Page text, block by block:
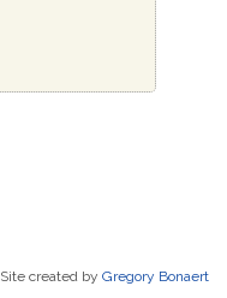
Site created by Gregory Bonaert